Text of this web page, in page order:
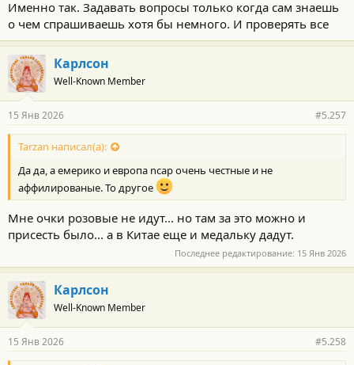
покупателям свои преимущества.
Да Вы и своими словами это подтверждаете "Но SUVы
популярны сейчас во всём мире ".
Да, во многих местах их преимущества не особо и нужны. Но
факт остается фактом, что пока кроссоверы перевешивают.
Зачем же так категорично!
Как всегда, истина где-то посередине. 50% нужны
преимущества SUV, 50% на моду
Именно так. Задавать вопросы только когда сам знаешь
о чем спрашиваешь хотя бы немного. И проверять все
Карлсон
Well-Known Member
15 Янв 2026 #5.257
Tarzan написал(а):
Да да, а емерико и европа ncap очень честные и не
аффилированые. То другое
Мне очки розовые не идут... но там за это можно и
присесть было... а в Китае еще и медальку дадут.
Последнее редактирование: 15 Янв 2026
Карлсон
Well-Known Member
15 Янв 2026 #5.258